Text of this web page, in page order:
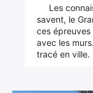
Les
savent, le
ces
avec les
tracé en ville.